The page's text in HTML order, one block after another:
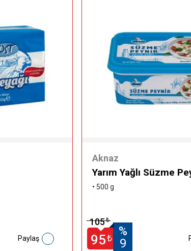
Paylaş
Aknaz
Yarım Yağlı Süzme
• 500 g
105₺
95₺
%
9